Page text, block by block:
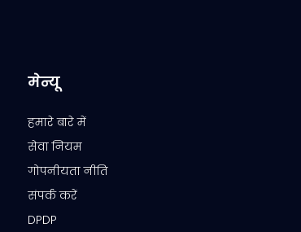
मेन्यू
हमारे बारे में
सेवा नियम
गोपनीयता नीति
संपर्क करें
DPDP